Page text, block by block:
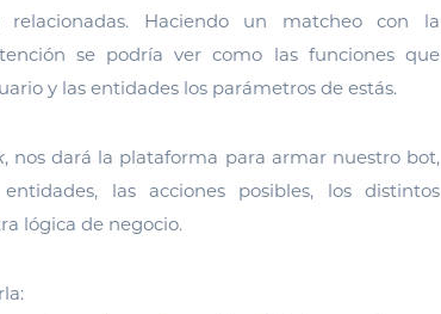
Haciendo un matcheo con la
se podría ver como las funciones que
y las entidades los parámetros de estás.
, nos dará la plataforma para armar nuestro bot,
las acciones posibles, los distintos
lógica de negocio.